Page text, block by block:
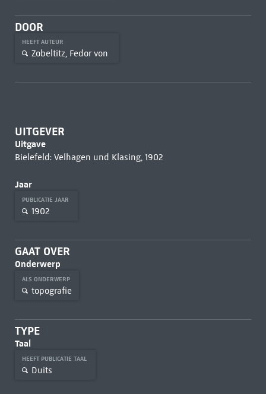
DOOR
HEEFT AUTEUR
Zobeltitz, Fedor von
UITGEVER
Uitgave
Bielefeld: Velhagen und Klasing, 1902
Jaar
PUBLICATIE JAAR
1902
GAAT OVER
Onderwerp
ALS ONDERWERP
topografie
TYPE
Taal
HEEFT PUBLICATIE TAAL
Duits